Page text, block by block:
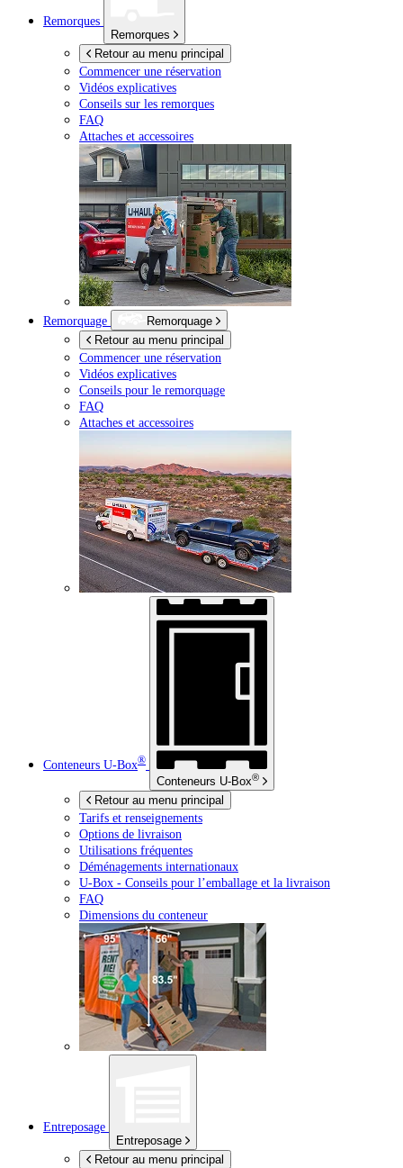
Remorques
Remorques
Retour au menu principal
Commencer une réservation
Vidéos explicatives
Conseils sur les remorques
FAQ
Attaches et accessoires
Remorquage
Remorquage
Retour au menu principal
Commencer une réservation
Vidéos explicatives
Conseils pour le remorquage
FAQ
Attaches et accessoires
Conteneurs U-Box®
Conteneurs U-Box®
Retour au menu principal
Tarifs et renseignements
Options de livraison
Utilisations fréquentes
Déménagements internationaux
U-Box - Conseils pour l’emballage et la livraison
FAQ
Dimensions du conteneur
Entreposage
Entreposage
Retour au menu principal